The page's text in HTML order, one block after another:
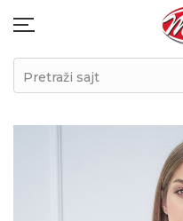
Pretraži sajt